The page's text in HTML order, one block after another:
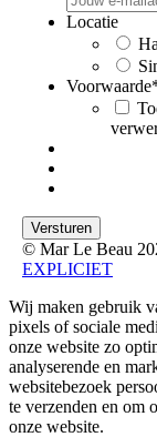
Locatie
Voorwaarde
© Mar Le Beau
EXPLICIET
Wij maken gebruik
pixels of sociale
onze website zo
analyserende en
websitebezoek
te verzenden en om
onze website.